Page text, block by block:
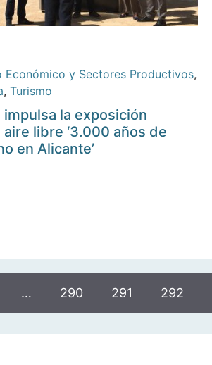
Económico y Sectores Productivos,
, Turismo
impulsa la exposición
libre ‘3.000 años de
en Alicante’
… 290 291 292